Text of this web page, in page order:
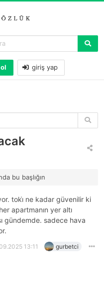
giriş yap
bu başlığın
toki̇ ne kadar güvenilir ki
apartmanın yer altı
gündemde. sadece hava
13:11 gurbetci